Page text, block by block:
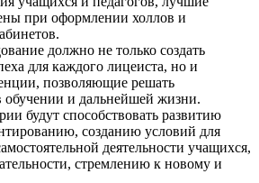
при оформлении холлов и
должно не только создать
для каждого лицеиста, но и
позволяющие решать
обучении и дальнейшей жизни.
будут способствовать развитию
созданию условий для
деятельности учащихся,
стремлению к новому и